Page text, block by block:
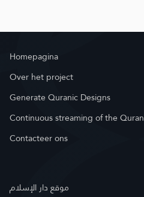
Homepagina
Over het project
Generate Quranic Designs
Continuous streaming of the Quran
Contacteer ons
موقع دار الإسلام